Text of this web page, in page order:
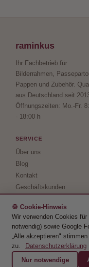
🍪 Cookie-Hinweis
Wir verwenden Cookies
notwendig) sowie Google
„Alle akzeptieren"
zu.
Datenschutzerklärung
Nur notwendige
raminkus
Ihr Fachbetrieb für
Bilderrahmen,
Pappen und Zubehör.
aus Deutschland seit
Öffnungszeiten: Mo.-Fr.
- 18:00 h
SERVICE
Über uns
Blog
Kontakt
Geschäftskunden
Zahlungsbedingungen
© 2026 raminkus · Guido
Telefon:02206-9513011·
PayPal Rechnung